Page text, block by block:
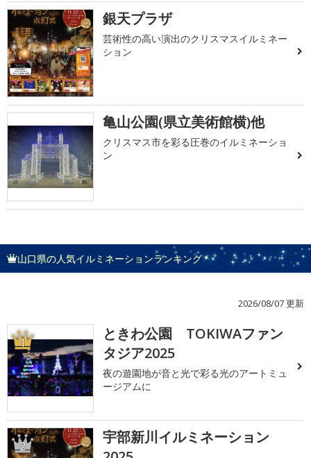
銀天プラザ
芸術性の高い演出のクリスマスイルミネー
ション
亀山公園(県立美術館横)他
クリスマス市を彩る圧巻のイルミネーショ
ン
山口県の人気イルミネーションランキング
2026/08/07 更新
1
ときわ公園 TOKIWAファン
タジア2025
夜の遊園地が音と光で彩る光のアートミュ
ージアムに
2
宇部新川イルミネーション